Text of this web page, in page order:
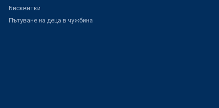
Бисквитки
Пътуване на деца в чужбина